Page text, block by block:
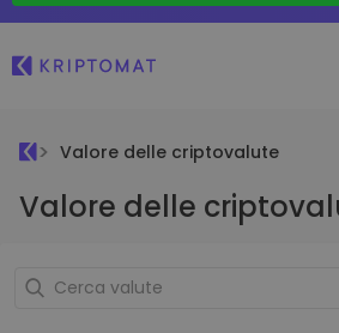
Valore delle criptovalute
Valore delle